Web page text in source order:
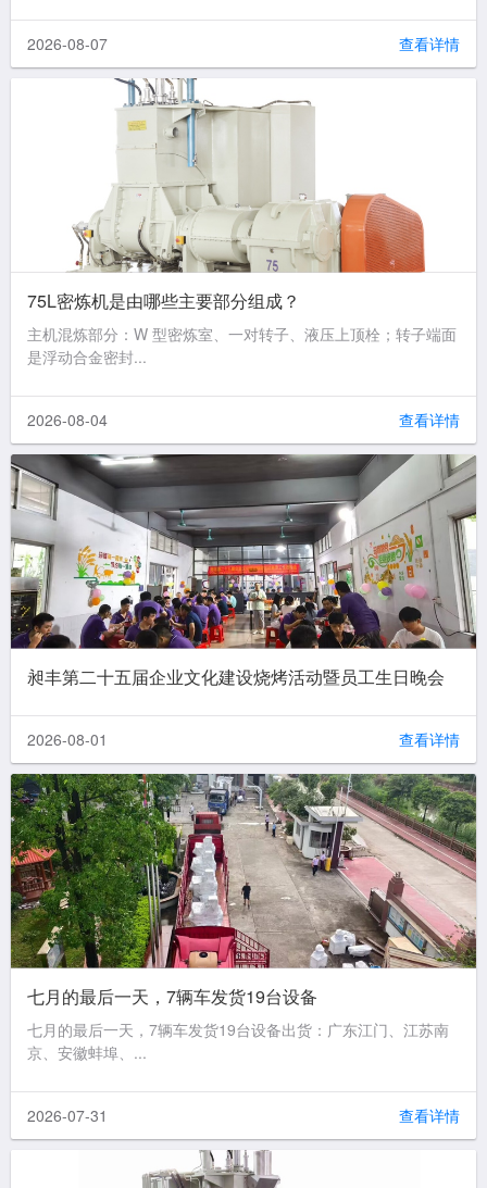
2026-08-07 查看详情
75L密炼机是由哪些主要部分组成？
主机混炼部分：W 型密炼室、一对转子、液压上顶栓；转子端面
是浮动合金密封...
2026-08-04 查看详情
昶丰第二十五届企业文化建设烧烤活动暨员工生日晚会
2026-08-01 查看详情
七月的最后一天，7辆车发货19台设备
七月的最后一天，7辆车发货19台设备出货：广东江门、江苏南
京、安徽蚌埠、...
2026-07-31 查看详情